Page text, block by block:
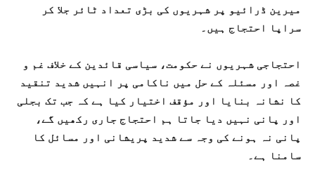
میرین ڈرائیو پر شہریوں کی بڑی تعداد ٹائر جلا کر
سراپا احتجاج ہیں۔
احتجاجی شہریوں نے حکومت، سیاسی قائدین کے خلاف غم و
غصہ اور مسئلہ کے حل میں ناکامی پر انہیں شدید تنقید
کا نشانہ بنایا اور مؤقف اختیار کیا ہے کہ جب تک بجلی
اور پانی نہیں دیا جاتا ہم احتجاج جاری رکھیں گے،
پانی نہ ہونے کی وجہ سے شدید پریشانی اور مسائل کا
سامنا ہے۔